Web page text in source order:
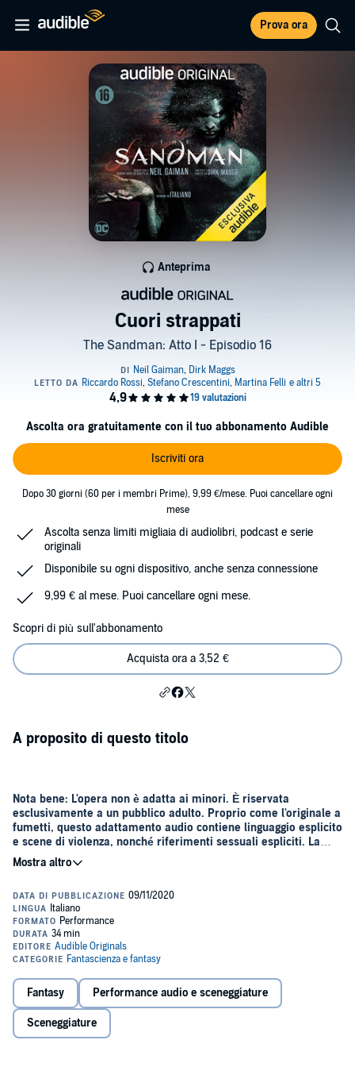
Prova ora
Cuori strappati
The Sandman: Atto I - Episodio 16
Anteprima
Ascolta ora gratuitamente con il tuo abbonamento Audible
Iscriviti ora
Dopo 30 giorni (60 per i membri Prime), 9,99 €/mese. Puoi cancellare ogni
mese
Ascolta senza limiti migliaia di audiolibri, podcast e serie
originali
Disponibile su ogni dispositivo, anche senza connessione
9,99 € al mese. Puoi cancellare ogni mese.
Scopri di più sull'abbonamento
Acquista ora a 3,52 €
A proposito di questo titolo
Nota bene: L'opera non è adatta ai minori. È riservata
esclusivamente a un pubblico adulto. Proprio come l'originale a
fumetti, questo adattamento audio contiene linguaggio esplicito
e scene di violenza, nonché riferimenti sessuali espliciti. La
fruizione è consigliata a un pubblico adulto.
saga nella storia delle graphic novel",
regole del gioco, con il suo mondo letterario tenebroso, sospeso tra
fantasy e horror, creando, nel contempo, un fenomeno culturale
globale.
Finalmente, Audible e DC presentano la primissima produzione
dall'acclamato storyteller Neil Gaiman (che ne è anche il co-
produttore esecutivo). Sceneggiata e diretta dal pluripremiato autore
Dirk Maggs, già collaboratore di Gaiman, e interpretata da un cast
d'eccezione, la prima parte di questa serie audio, numero 1 dei
Quando Sogno, noto anche come Morfeo, il re immortale del mondo
Fantasy Performance audio e sceneggiature
Sceneggiature